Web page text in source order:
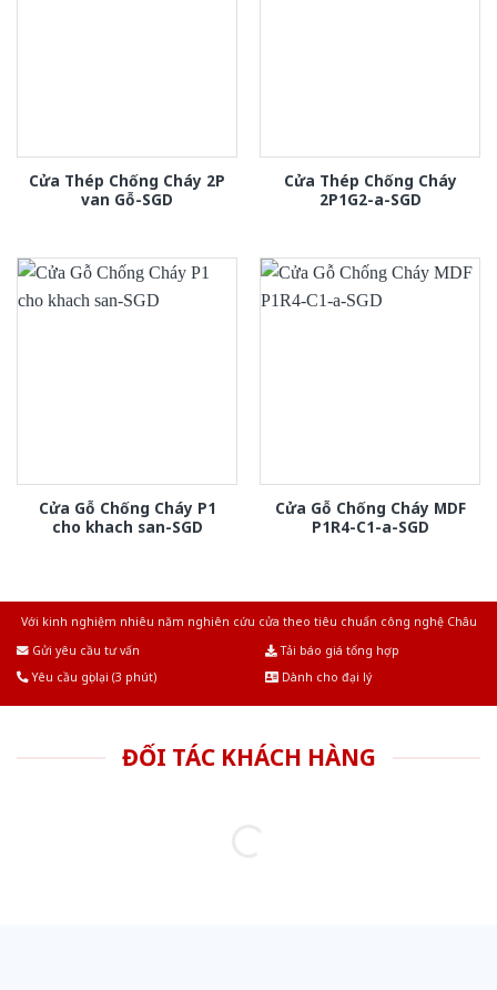
Cửa Thép Chống Cháy 2P
van Gỗ-SGD
Cửa Thép Chống Cháy
2P1G2-a-SGD
Cửa Gỗ Chống Cháy P1
cho khach san-SGD
Cửa Gỗ Chống Cháy MDF
P1R4-C1-a-SGD
Với kinh nghiệm nhiêu năm nghiên cứu cửa theo tiêu chuẩn công nghệ Châu
Gửi yêu cầu tư vấn
Tải báo giá tổng hợp
Yêu cầu gọi lại (3 phút)
Dành cho đại lý
ĐỐI TÁC KHÁCH HÀNG